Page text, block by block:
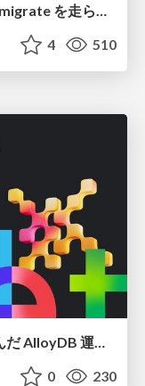
モノリス Rails でも日中に rails db:migrate を走らせたい！ / Daytime rails db:migrate on Monolithic Rails!
4 510
メルカリのグローバルアプリで挑んだ AlloyDB 運用と課題解決の実践記
0 230